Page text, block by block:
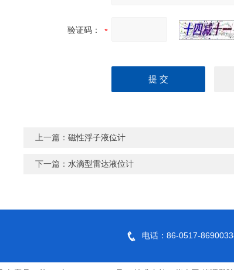
验证码：
上一篇： 磁性浮子液位计
下一篇： 水滴型雷达液位计
电话：86-0517-